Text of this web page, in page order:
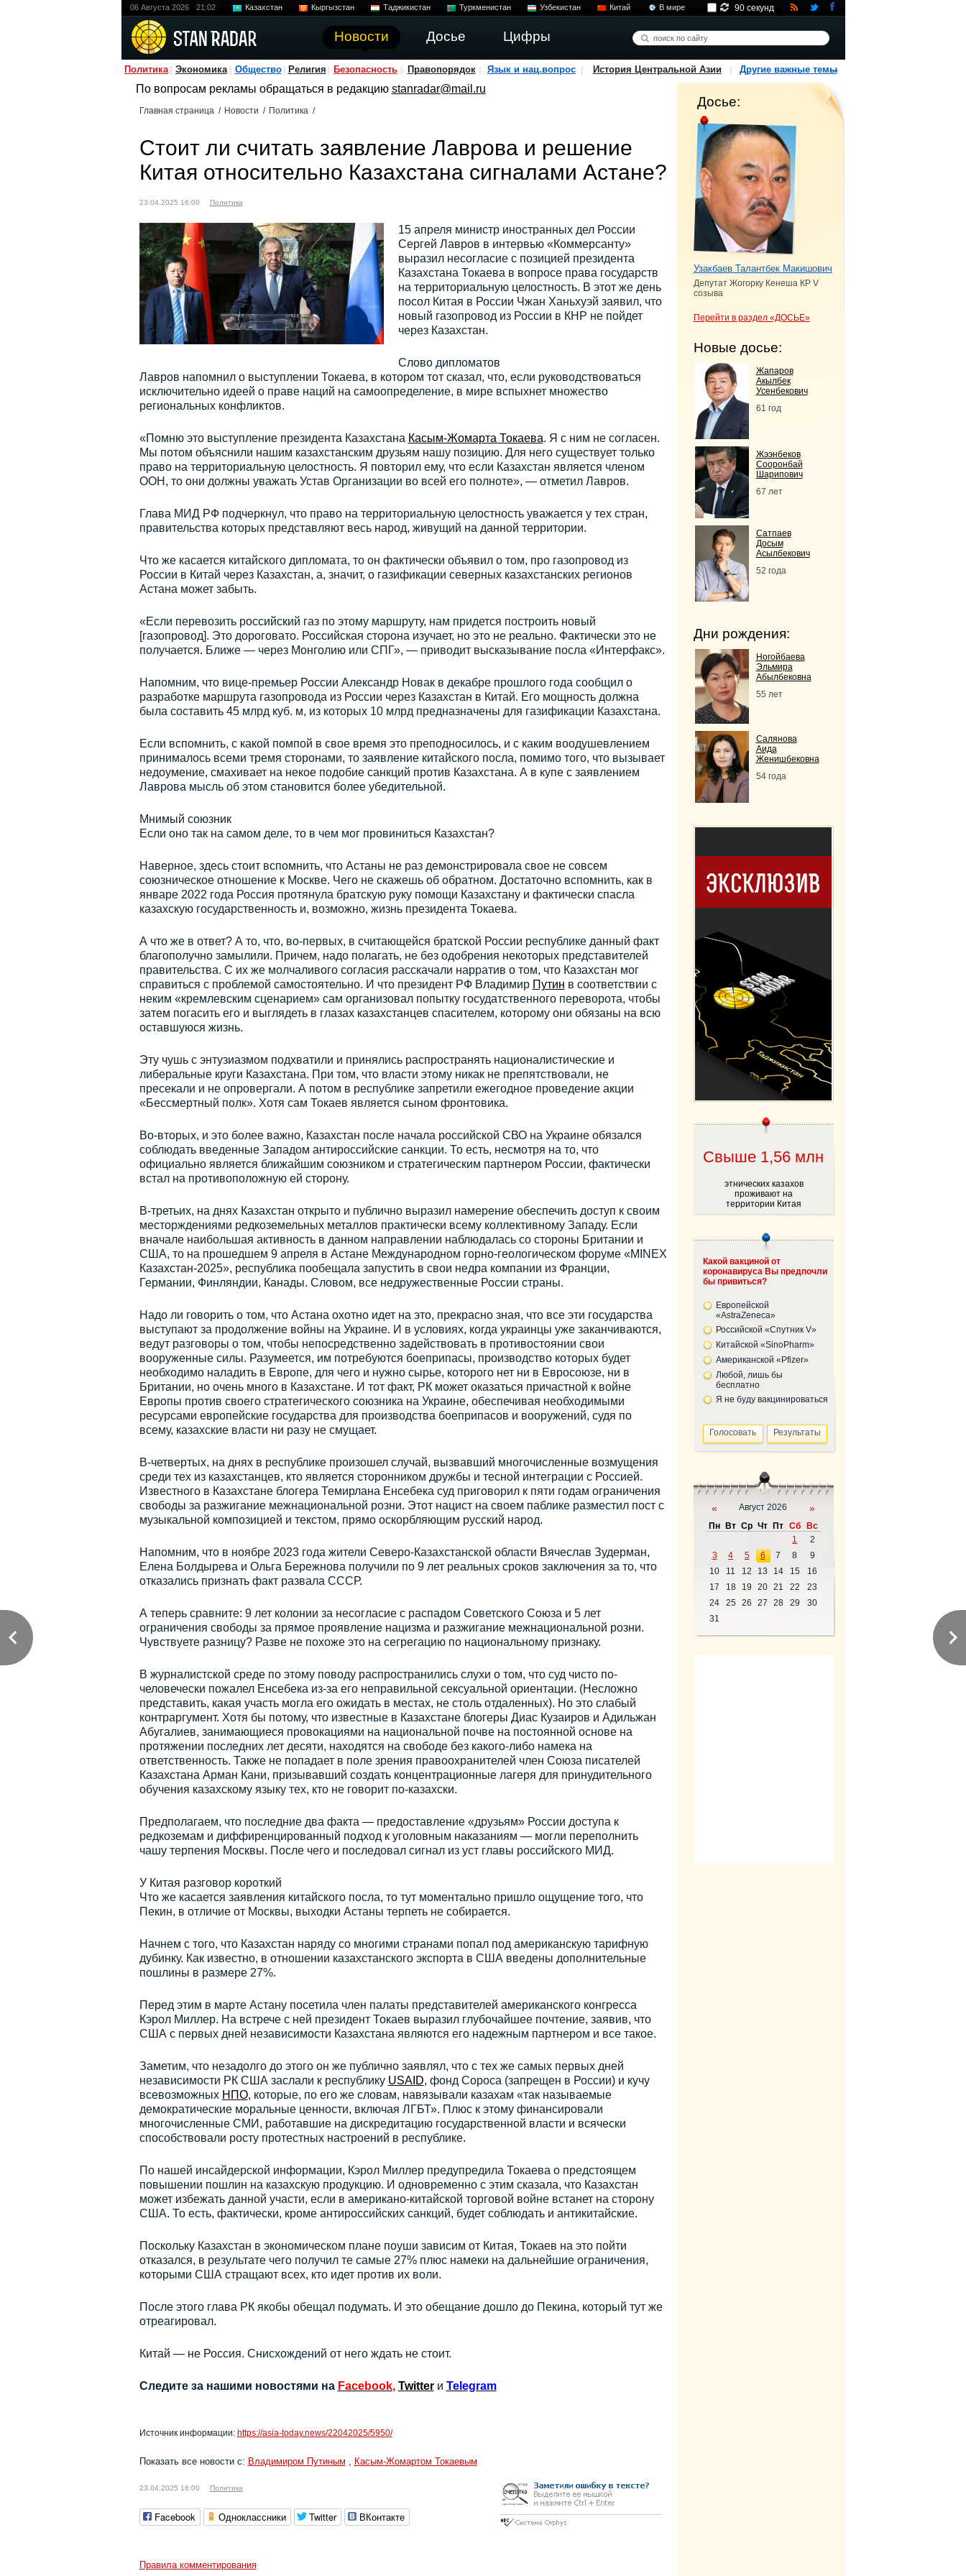
06 Августа 2026 21:02 Казахстан Кыргызстан Таджикистан Туркменистан Узбекистан Китай В мире
Новости Досье Цифры
90 секунд
Политика Экономика Общество Религия Безопасность Правопорядок Язык и нац.вопрос История Центральной Азии Другие важные темы
По вопросам рекламы обращаться в редакцию stanradar@mail.ru
Главная страница / Новости / Политика /
Стоит ли считать заявление Лаврова и решение
Китая относительно Казахстана сигналами Астане?
23.04.2025 16:00 Политика
15 апреля министр иностранных дел России
Сергей Лавров в интервью «Коммерсанту»
выразил несогласие с позицией президента
Казахстана Токаева в вопросе права государств
на территориальную целостность. В этот же день
посол Китая в России Чжан Ханьхуэй заявил, что
новый газопровод из России в КНР не пойдет
через Казахстан.
Слово дипломатов
Лавров напомнил о выступлении Токаева, в котором тот сказал, что, если руководствоваться
исключительно идеей о праве наций на самоопределение, в мире вспыхнет множество
региональных конфликтов.
«Помню это выступление президента Казахстана Касым-Жомарта Токаева. Я с ним не согласен.
Мы потом объяснили нашим казахстанским друзьям нашу позицию. Для него существует только
право на территориальную целостность. Я повторил ему, что если Казахстан является членом
ООН, то они должны уважать Устав Организации во всей его полноте», — отметил Лавров.
Глава МИД РФ подчеркнул, что право на территориальную целостность уважается у тех стран,
правительства которых представляют весь народ, живущий на данной территории.
Что же касается китайского дипломата, то он фактически объявил о том, про газопровод из
России в Китай через Казахстан, а, значит, о газификации северных казахстанских регионов
Астана может забыть.
«Если перевозить российский газ по этому маршруту, нам придется построить новый
[газопровод]. Это дороговато. Российская сторона изучает, но это не реально. Фактически это не
получается. Ближе — через Монголию или СПГ», — приводит высказывание посла «Интерфакс».
Напомним, что вице-премьер России Александр Новак в декабре прошлого года сообщил о
разработке маршрута газопровода из России через Казахстан в Китай. Его мощность должна
была составить 45 млрд куб. м, из которых 10 млрд предназначены для газификации Казахстана.
Если вспомнить, с какой помпой в свое время это преподносилось, и с каким воодушевлением
принималось всеми тремя сторонами, то заявление китайского посла, помимо того, что вызывает
недоумение, смахивает на некое подобие санкций против Казахстана. А в купе с заявлением
Лаврова мысль об этом становится более убедительной.
Мнимый союзник
Если оно так на самом деле, то в чем мог провиниться Казахстан?
Наверное, здесь стоит вспомнить, что Астаны не раз демонстрировала свое не совсем
союзническое отношение к Москве. Чего не скажешь об обратном. Достаточно вспомнить, как в
январе 2022 года Россия протянула братскую руку помощи Казахстану и фактически спасла
казахскую государственность и, возможно, жизнь президента Токаева.
А что же в ответ? А то, что, во-первых, в считающейся братской России республике данный факт
благополучно замылили. Причем, надо полагать, не без одобрения некоторых представителей
правительства. С их же молчаливого согласия расскачали нарратив о том, что Казахстан мог
справиться с проблемой самостоятельно. И что президент РФ Владимир Путин в соответствии с
неким «кремлевским сценарием» сам организовал попытку госудатственного переворота, чтобы
затем погасить его и выглядеть в глазах казахстанцев спасителем, которому они обязаны на всю
оставшуюся жизнь.
Эту чушь с энтузиазмом подхватили и принялись распространять националистические и
либеральные круги Казахстана. При том, что власти этому никак не препятствовали, не
пресекали и не опровергали. А потом в республике запретили ежегодное проведение акции
«Бессмертный полк». Хотя сам Токаев является сыном фронтовика.
Во-вторых, и это более важно, Казахстан после начала российской СВО на Украине обязался
соблюдать введенные Западом антироссийские санкции. То есть, несмотря на то, что
официально является ближайшим союзником и стратегическим партнером России, фактически
встал на противоположную ей сторону.
В-третьих, на днях Казахстан открыто и публично выразил намерение обеспечить доступ к своим
месторждениями редкоземельных металлов практически всему коллективному Западу. Если
вначале наибольшая активность в данном направлении наблюдалась со стороны Британии и
США, то на прошедшем 9 апреля в Астане Международном горно-геологическом форуме «MINEX
Казахстан-2025», республика пообещала запустить в свои недра компании из Франции,
Германии, Финляндии, Канады. Словом, все недружественные России страны.
Надо ли говорить о том, что Астана охотно идет на это, прекрасно зная, что все эти государства
выступают за продолжение войны на Украине. И в условиях, когда украинцы уже заканчиваются,
ведут разговоры о том, чтобы непосредственно задействовать в противостоянии свои
вооруженные силы. Разумеется, им потребуются боеприпасы, производство которых будет
необходимо наладить в Европе, для чего и нужно сырье, которого нет ни в Евросоюзе, ни в
Британии, но очень много в Казахстане. И тот факт, РК может оказаться причастной к войне
Европы против своего стратегического союзника на Украине, обеспечивая необходимыми
ресурсами европейские государства для производства боеприпасов и вооружений, судя по
всему, казахские власти ни разу не смущает.
В-четвертых, на днях в республике произошел случай, вызвавший многочисленные возмущения
среди тех из казахстанцев, кто является сторонником дружбы и тесной интеграции с Россией.
Известного в Казахстане блогера Темирлана Енсебека суд приговорил к пяти годам ограничения
свободы за разжигание межнациональной розни. Этот нацист на своем паблике разместил пост с
музыкальной композицией и текстом, прямо оскорбляющим русский народ.
Напомним, что в ноябре 2023 года жители Северо-Казахстанской области Вячеслав Зудерман,
Елена Болдырева и Ольга Бережнова получили по 9 лет реальных сроков заключения за то, что
отказались признать факт развала СССР.
А теперь сравните: 9 лет колонии за несогласие с распадом Советского Союза и 5 лет
ограничения свободы за прямое проявление нацизма и разжигание межнациональной розни.
Чувствуете разницу? Разве не похоже это на сегрегацию по национальному признаку.
В журналистской среде по этому поводу распространились слухи о том, что суд чисто по-
человечески пожалел Енсебека из-за его неправильной сексуальной ориентации. (Несложно
представить, какая участь могла его ожидать в местах, не столь отдаленных). Но это слабый
контраргумент. Хотя бы потому, что известные в Казахстане блогеры Диас Кузаиров и Адильжан
Абугалиев, занимающиеся провокациями на национальной почве на постоянной основе на
протяжении последних лет десяти, находятся на свободе без какого-либо намека на
ответственность. Также не попадает в поле зрения правоохранителей член Союза писателей
Казахстана Арман Кани, призывавший создать концентрационные лагеря для принудительного
обучения казахскому языку тех, кто не говорит по-казахски.
Предполагаем, что последние два факта — предоставление «друзьям» России доступа к
редкоземам и диффиренцированный подход к уголовным наказаниям — могли переполнить
чашу терпения Москвы. После чего и последовал сигнал из уст главы российского МИД.
У Китая разговор короткий
Что же касается заявления китайского посла, то тут моментально пришло ощущение того, что
Пекин, в отличие от Москвы, выходки Астаны терпеть не собирается.
Начнем с того, что Казахстан наряду со многими странами попал под американскую тарифную
дубинку. Как известно, в отношении казахстанского экспорта в США введены дополнительные
пошлины в размере 27%.
Перед этим в марте Астану посетила член палаты представителей американского конгресса
Кэрол Миллер. На встрече с ней президент Токаев выразил глубочайшее почтение, заявив, что
США с первых дней независимости Казахстана являются его надежным партнером и все такое.
Заметим, что незадолго до этого он же публично заявлял, что с тех же самых первых дней
независимости РК США заслали к республику USAID, фонд Сороса (запрещен в России) и кучу
всевозможных НПО, которые, по его же словам, навязывали казахам «так называемые
демократические моральные ценности, включая ЛГБТ». Плюс к этому финансировали
многочисленные СМИ, работавшие на дискредитацию государственной власти и всячески
способствовали росту протестных настроений в республике.
По нашей инсайдерской информации, Кэрол Миллер предупредила Токаева о предстоящем
повышении пошлин на казахскую продукцию. И одновременно с этим сказала, что Казахстан
может избежать данной участи, если в американо-китайской торговой войне встанет на сторону
США. То есть, фактически, кроме антироссийских санкций, будет соблюдать и антикитайские.
Поскольку Казахстан в экономическом плане поуши зависим от Китая, Токаев на это пойти
отказался, в результате чего получил те самые 27% плюс намеки на дальнейшие ограничения,
которыми США стращают всех, кто идет против их воли.
После этого глава РК якобы обещал подумать. И это обещание дошло до Пекина, который тут же
отреагировал.
Китай — не Россия. Снисхождений от него ждать не стоит.
Следите за нашими новостями на Facebook, Twitter и Telegram
Источник информации: https://asia-today.news/22042025/5950/
Показать все новости с: Владимиром Путиным , Касым-Жомартом Токаевым
23.04.2025 16:00 Политика
Facebook Одноклассники Twitter ВКонтакте
Правила комментирования
Досье:
Узакбаев Талантбек Макишович
Депутат Жогорку Кенеша КР V
созыва
Перейти в раздел «ДОСЬЕ»
Новые досье:
Жапаров
Акылбек
Усенбекович
61 год
Жээнбеков
Сооронбай
Шарипович
67 лет
Сатпаев
Досым
Асылбекович
52 года
Дни рождения:
Ногойбаева
Эльмира
Абылбековна
55 лет
Салянова
Аида
Женишбековна
54 года
Свыше 1,56 млн
этнических казахов
проживают на
территории Китая
Какой вакциной от
коронавируса Вы предпочли
бы привиться?
Европейской
«AstraZeneca»
Российской «Спутник V»
Китайской «SinoPharm»
Американской «Pfizer»
Любой, лишь бы
бесплатно
Я не буду вакцинироваться
« Август 2026 »
Пн Вт Ср Чт Пт Сб
Вс
1
2
3
4 5 6 7 8
9
10
11 12 13 14 15
16
17
18 19 20 21 22
23
24
25 26 27 28 29
30
31